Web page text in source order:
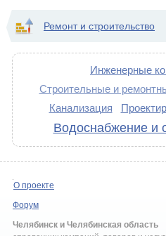
Ремонт и строительство
Инженерные
Строительные и
Канализация
Водоснабжение и
О проекте
Форум
Челябинск и Челябинская область